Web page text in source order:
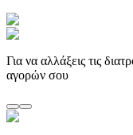
Για να αλλάξεις τις
αγορών σου